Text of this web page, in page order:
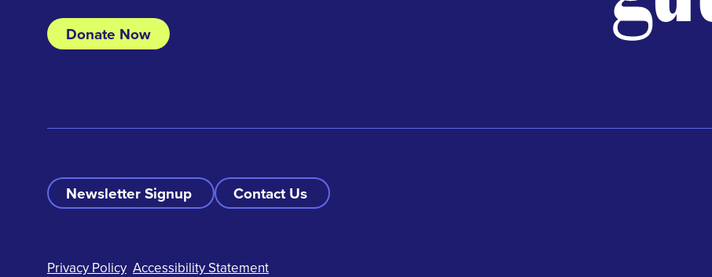
Donate Now
Newsletter Signup Contact Us
Privacy Policy Accessibility Statement